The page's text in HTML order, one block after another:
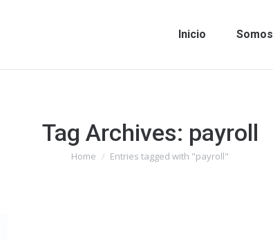
Inicio Somos
Tag Archives: payroll
You are here:
Home Entries tagged with "payroll"